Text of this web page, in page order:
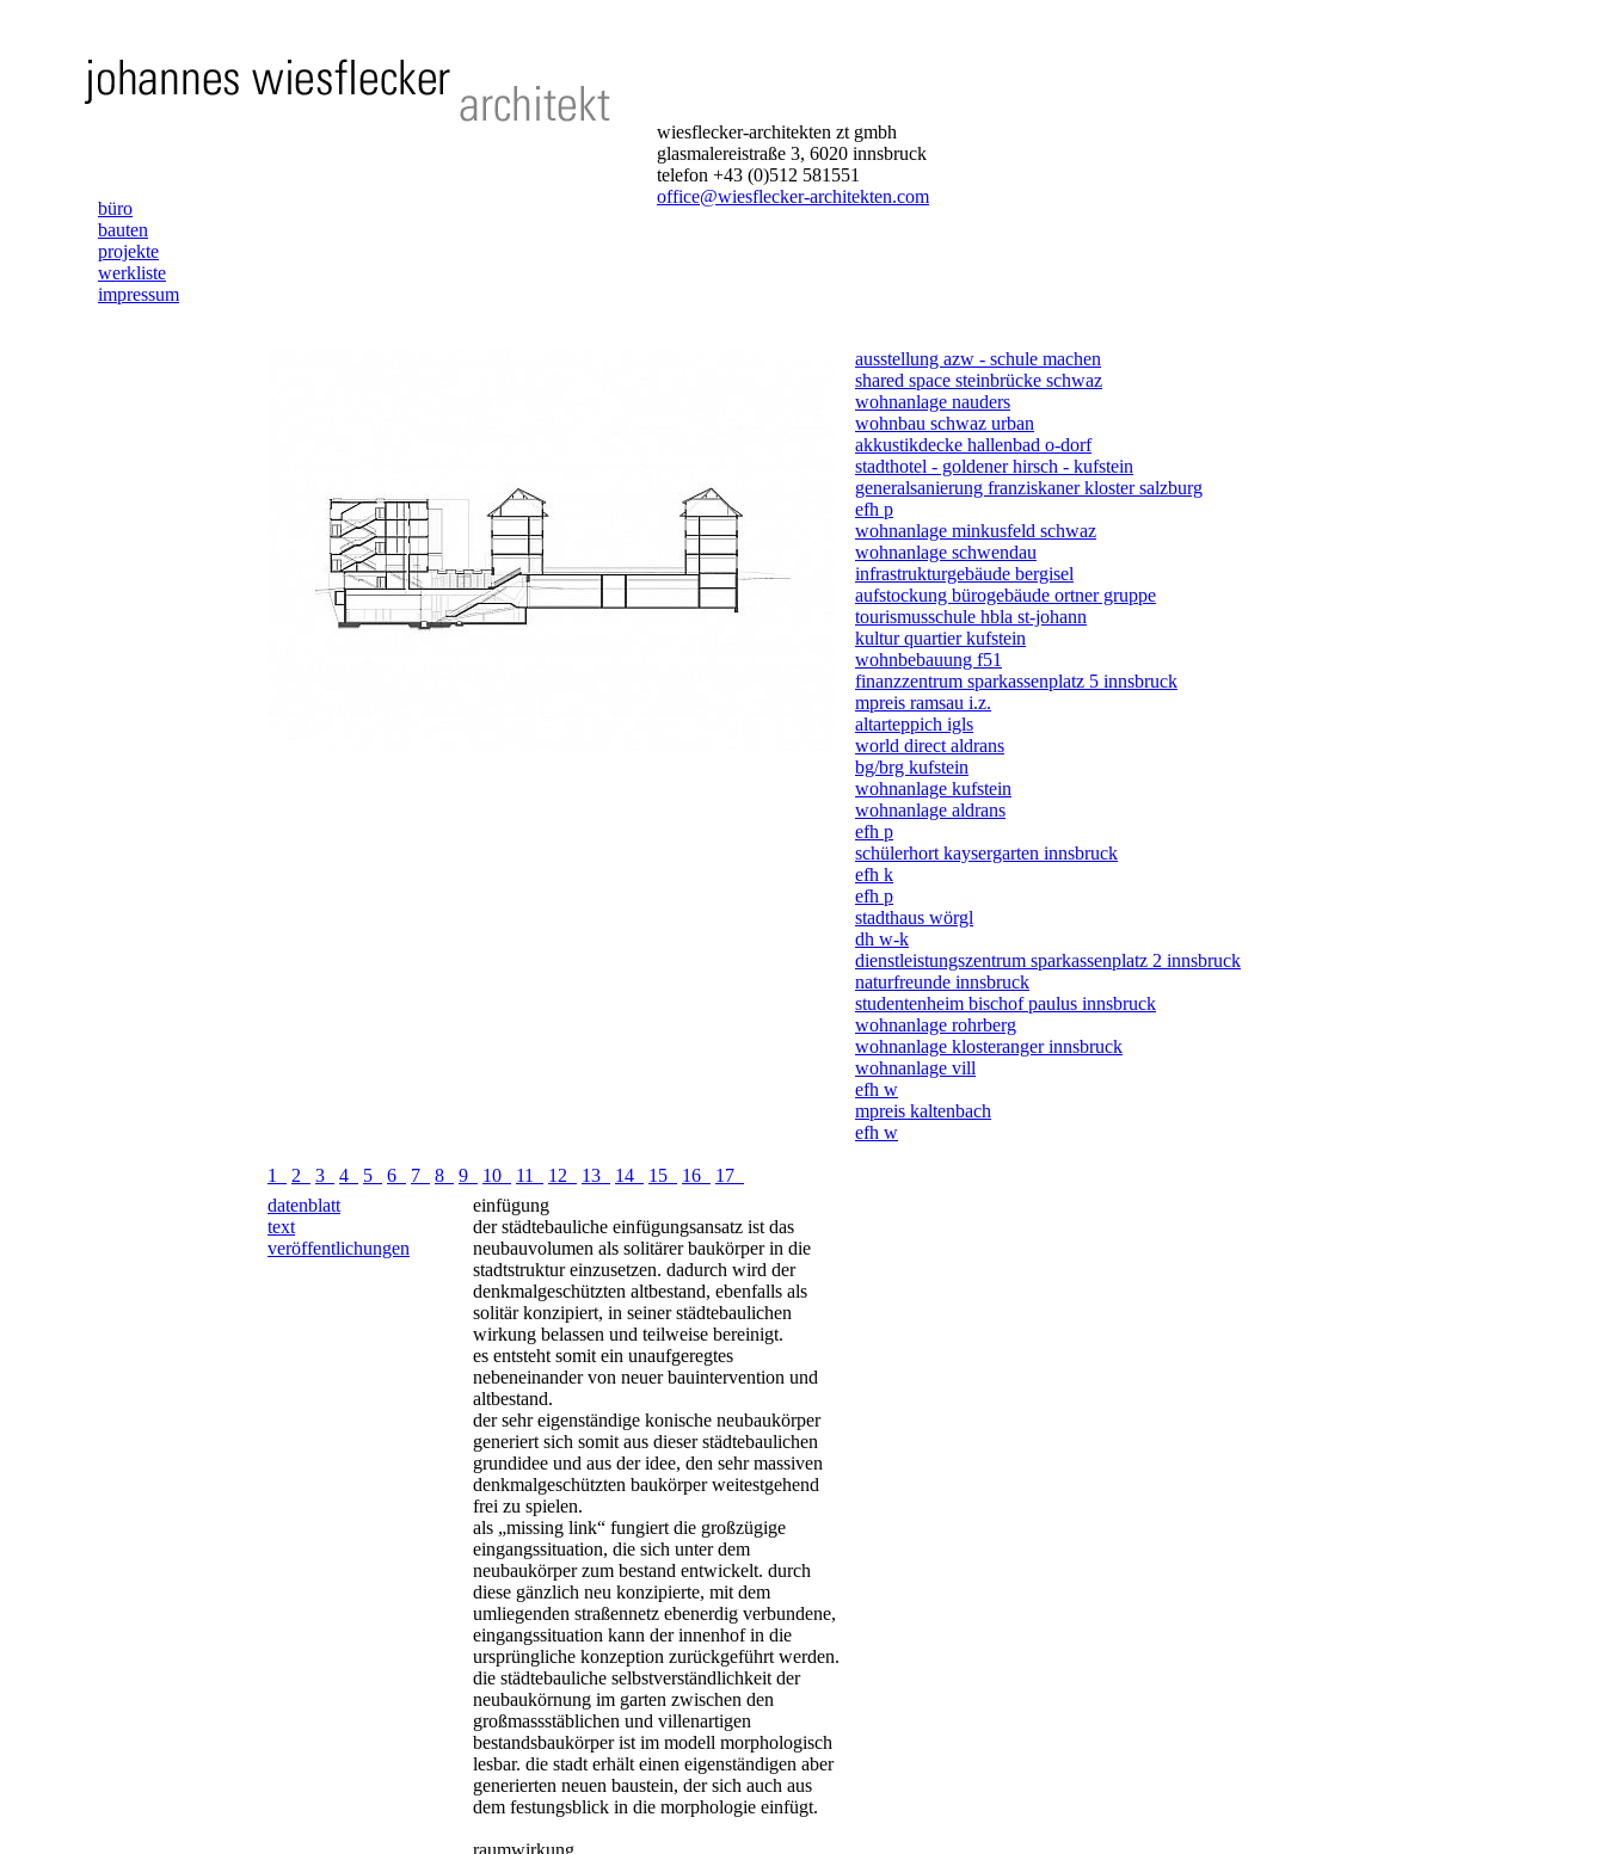
büro
bauten
projekte
werkliste
impressum
wiesflecker-architekten zt gmbh
glasmalereistraße 3, 6020 innsbruck
telefon +43 (0)512 581551
office@wiesflecker-architekten.com
ausstellung azw - schule machen
shared space steinbrücke schwaz
wohnanlage nauders
wohnbau schwaz urban
akkustikdecke hallenbad o-dorf
stadthotel - goldener hirsch - kufstein
generalsanierung franziskaner kloster salzburg
efh p
wohnanlage minkusfeld schwaz
wohnanlage schwendau
infrastrukturgebäude bergisel
aufstockung bürogebäude ortner gruppe
tourismusschule hbla st-johann
kultur quartier kufstein
wohnbebauung f51
finanzzentrum sparkassenplatz 5 innsbruck
mpreis ramsau i.z.
altarteppich igls
world direct aldrans
bg/brg kufstein
wohnanlage kufstein
wohnanlage aldrans
efh p
schülerhort kaysergarten innsbruck
efh k
efh p
stadthaus wörgl
dh w-k
dienstleistungszentrum sparkassenplatz 2 innsbruck
naturfreunde innsbruck
studentenheim bischof paulus innsbruck
wohnanlage rohrberg
wohnanlage klosteranger innsbruck
wohnanlage vill
efh w
mpreis kaltenbach
efh w
1 2 3 4 5 6 7 8 9 10 11 12 13 14 15 16
17
datenblatt
text
veröffentlichungen
einfügung
der städtebauliche einfügungsansatz ist das
neubauvolumen als solitärer baukörper in die
stadtstruktur einzusetzen. dadurch wird der
denkmalgeschützten altbestand, ebenfalls als
solitär konzipiert, in seiner städtebaulichen
wirkung belassen und teilweise bereinigt.
es entsteht somit ein unaufgeregtes
nebeneinander von neuer bauintervention und
altbestand.
der sehr eigenständige konische neubaukörper
generiert sich somit aus dieser städtebaulichen
grundidee und aus der idee, den sehr massiven
denkmalgeschützten baukörper weitestgehend
frei zu spielen.
als „missing link“ fungiert die großzügige
eingangssituation, die sich unter dem
neubaukörper zum bestand entwickelt. durch
diese gänzlich neu konzipierte, mit dem
umliegenden straßennetz ebenerdig verbundene,
eingangssituation kann der innenhof in die
ursprüngliche konzeption zurückgeführt werden.
die städtebauliche selbstverständlichkeit der
neubaukörnung im garten zwischen den
großmassstäblichen und villenartigen
bestandsbaukörper ist im modell morphologisch
lesbar. die stadt erhält einen eigenständigen aber
generierten neuen baustein, der sich auch aus
dem festungsblick in die morphologie einfügt.
raumwirkung